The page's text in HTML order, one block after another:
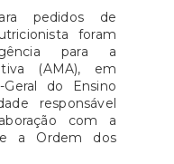
pedidos de
foram
para a
(AMA), em
do Ensino
responsável
com a
a Ordem dos